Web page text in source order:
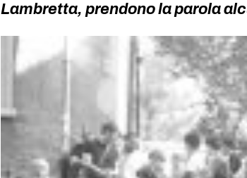
Lambretta, prendono la parola